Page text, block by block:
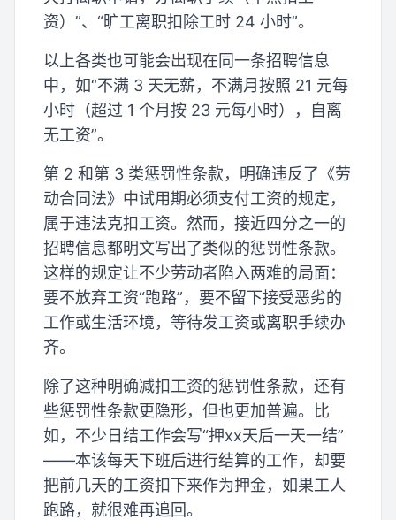
资）”、“旷工离职扣除工时 24 小时”。
以上各类也可能会出现在同一条招聘信息
中，如“不满 3 天无薪，不满月按照 21 元每
小时（超过 1 个月按 23 元每小时），自离
无工资”。
第 2 和第 3 类惩罚性条款，明确违反了《劳
动合同法》中试用期必须支付工资的规定，
属于违法克扣工资。然而，接近四分之一的
招聘信息都明文写出了类似的惩罚性条款。
这样的规定让不少劳动者陷入两难的局面：
要不放弃工资“跑路”，要不留下接受恶劣的
工作或生活环境，等待发工资或离职手续办
齐。
除了这种明确减扣工资的惩罚性条款，还有
些惩罚性条款更隐形，但也更加普遍。比
如，不少日结工作会写“押xx天后一天一结”
——本该每天下班后进行结算的工作，却要
把前几天的工资扣下来作为押金，如果工人
跑路，就很难再追回。